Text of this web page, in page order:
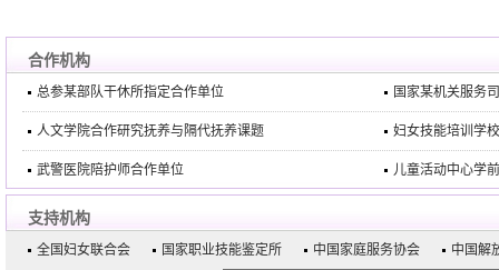
合作机构
总参某部队干休所指定合作单位 国家某机关服务
人文学院合作研究抚养与隔代抚养课题 妇女技能培训学
武警医院陪护师合作单位 儿童活动中心学
支持机构
全国妇女联合会 国家职业技能鉴定所 中国家庭服务协会 中国解